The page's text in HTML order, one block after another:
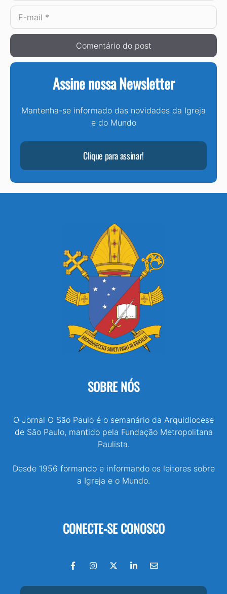
E-
mail
Assine nossa Newsletter
Mantenha-se informado das novidades da Igreja
e do Mundo
Clique para assinar!
SOBRE NÓS
O Jornal O São Paulo é o semanário da Arquidiocese
de São Paulo, mantido pela Fundação Metropolitana
Paulista.
Desde 1956 formando e informando os leitores sobre
a Igreja e o Mundo.
CONECTE-SE CONOSCO